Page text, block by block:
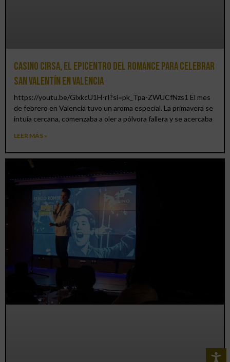
Casino CIRSA, el epicentro del romance para celebrar
San Valentín en Valencia
https://youtu.be/GlxkcU1H-rI?si=pk_Tpa-ZWUCfNzs1 El mes
de febrero en Valencia tuvo un aroma especial. La primavera se
intuía cercana, comenzaba a oler a pólvora fallera y se acercaba
LEER MÁS »